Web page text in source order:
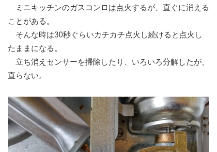
ミニキッチンのガスコンロは点火するが、直ぐに消える
ことがある。
そんな時は30秒ぐらいカチカチ点火し続けると点火し
たままになる。
立ち消えセンサーを掃除したり、いろいろ分解したが、
直らない。